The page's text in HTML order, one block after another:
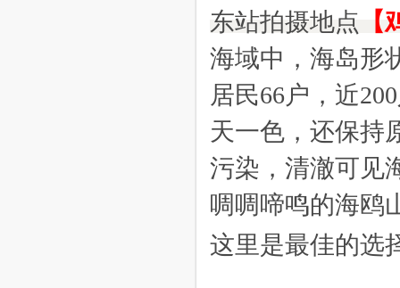
东站拍摄地点
海域中，海岛形
居民66户，近
天一色，还保持
污染，清澈可见
啁啁啼鸣的海鸥
这里是最佳的选